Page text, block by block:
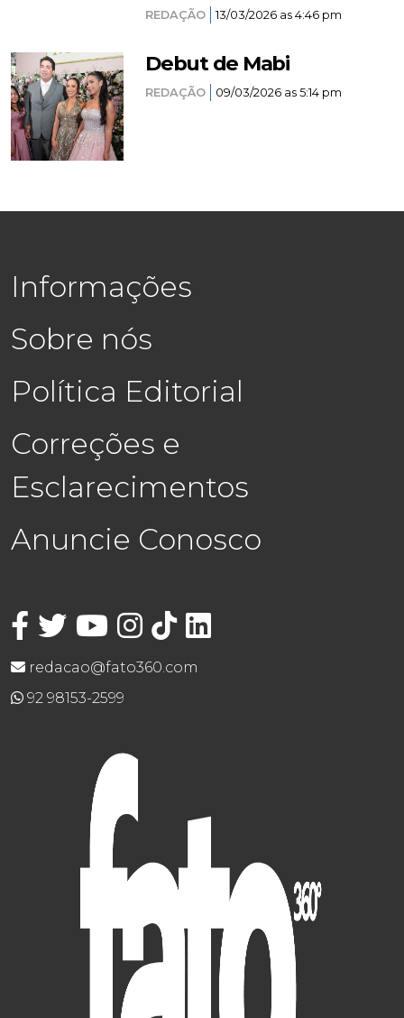
REDAÇÃO 13/03/2026 as 4:46 pm
Debut de Mabi
REDAÇÃO 09/03/2026 as 5:14 pm
Informações
Sobre nós
Política Editorial
Correções e
Esclarecimentos
Anuncie Conosco
redacao@fato360.com
92 98153-2599